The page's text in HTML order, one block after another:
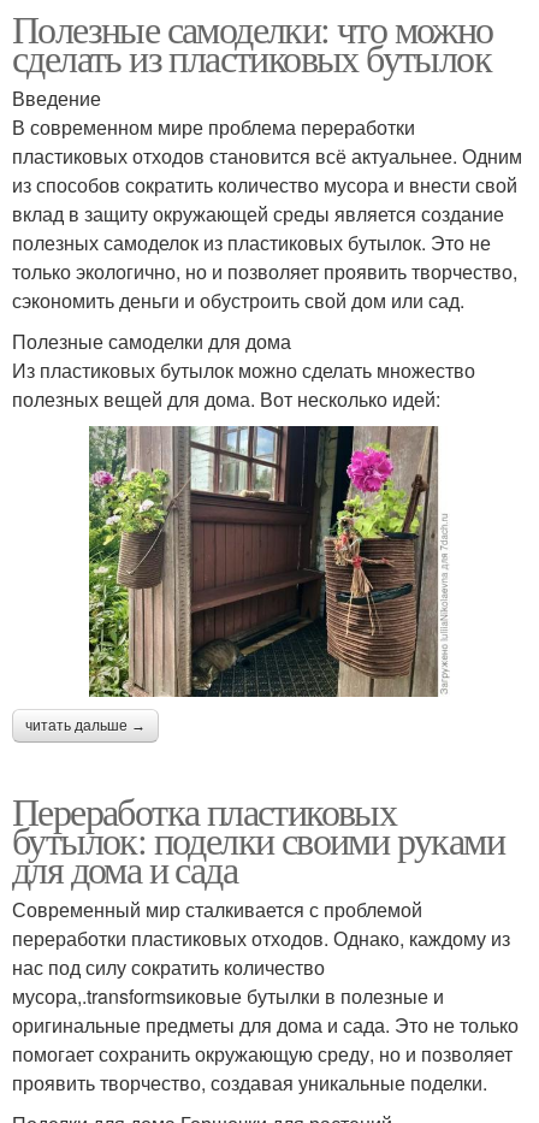
Полезные самоделки: что можно
сделать из пластиковых бутылок
Введение
В современном мире проблема переработки
пластиковых отходов становится всё актуальнее. Одним
из способов сократить количество мусора и внести свой
вклад в защиту окружающей среды является создание
полезных самоделок из пластиковых бутылок. Это не
только экологично, но и позволяет проявить творчество,
сэкономить деньги и обустроить свой дом или сад.
Полезные самоделки для дома
Из пластиковых бутылок можно сделать множество
полезных вещей для дома. Вот несколько идей:
читать дальше →
Переработка пластиковых
бутылок: поделки своими руками
для дома и сада
Современный мир сталкивается с проблемой
переработки пластиковых отходов. Однако, каждому из
нас под силу сократить количество
мусора,.transformsиковые бутылки в полезные и
оригинальные предметы для дома и сада. Это не только
помогает сохранить окружающую среду, но и позволяет
проявить творчество, создавая уникальные поделки.